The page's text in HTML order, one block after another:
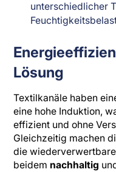
unterschiedlicher
Lösung
Textilkanäle haben
eine hohe Induktion,
effizient und ohne
Gleichzeitig machen
die
beidem nachhaltig